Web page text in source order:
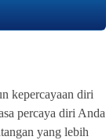
kepercayaan diri
percaya diri Anda
yang lebih